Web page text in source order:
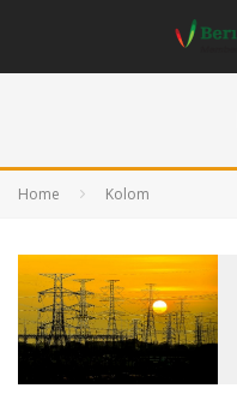
Home Kolom